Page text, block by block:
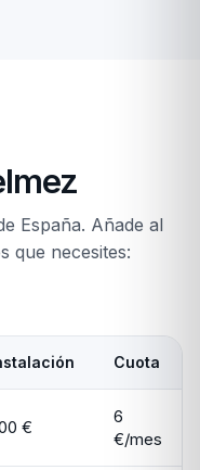
España. Añade al
que necesites:
Cuota
€
6
€/mes